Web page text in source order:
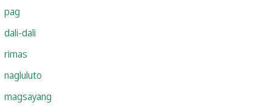
pag
dali-dali
rimas
nagluluto
magsayang